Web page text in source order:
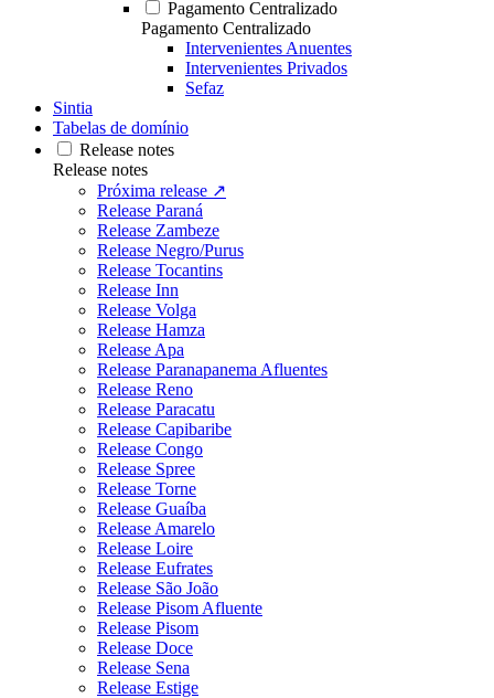
Pagamento Centralizado
Pagamento Centralizado
Intervenientes Anuentes
Intervenientes Privados
Sefaz
Sintia
Tabelas de domínio
Release notes
Release notes
Próxima release ↗
Release Paraná
Release Zambeze
Release Negro/Purus
Release Tocantins
Release Inn
Release Volga
Release Hamza
Release Apa
Release Paranapanema Afluentes
Release Reno
Release Paracatu
Release Capibaribe
Release Congo
Release Spree
Release Torne
Release Guaíba
Release Amarelo
Release Loire
Release Eufrates
Release São João
Release Pisom Afluente
Release Pisom
Release Doce
Release Sena
Release Estige